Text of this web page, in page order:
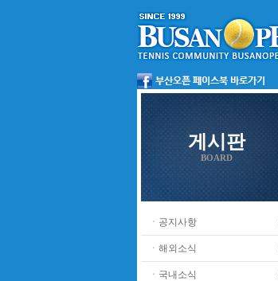
게시판
BOARD
ㆍ공지사항
ㆍ해외소식
ㆍ국내소식